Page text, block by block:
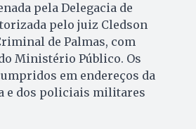
pela Delegacia de
pelo juiz Cledson
de Palmas, com
Ministério Público. Os
em endereços da
e dos policiais militares